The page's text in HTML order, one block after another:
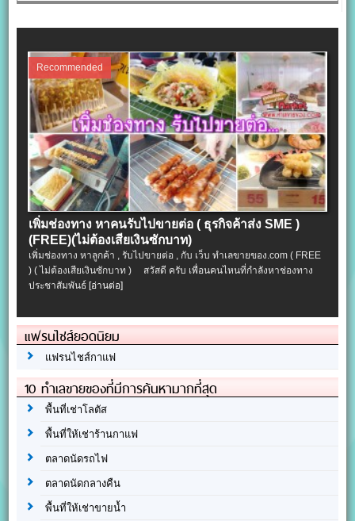
Recommended
เพิ่มช่องทาง หาคนรับไปขายต่อ ( ธุรกิจค้าส่ง SME )
(FREE)(ไม่ต้องเสียเงินซักบาท)
เพิ่มช่องทาง หาลูกค้า , รับไปขายต่อ , กับ เว็บ ทำเลขายของ.com ( FREE
) ( ไม่ต้องเสียเงินซักบาท ) สวัสดี ครับ เพื่อนคนไหนที่กำลังหาช่องทาง
ประชาสัมพันธ์[อ่านต่อ]
แฟรนไชส์ยอดนิยม
แฟรนไชส์กาแฟ
10 ทำเลขายของที่มีการค้นหามากที่สุด
พื้นที่เช่าโลตัส
พื้นที่ให้เช่าร้านกาแฟ
ตลาดนัดรถไฟ
ตลาดนัดกลางคืน
พื้นที่ให้เช่าขายน้ำ